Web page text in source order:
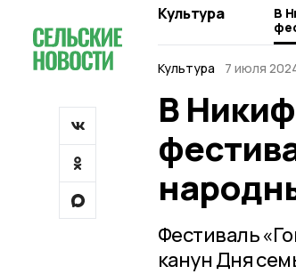
Культура
В
Культура 7 июля
В
Фестиваль
канун Дня